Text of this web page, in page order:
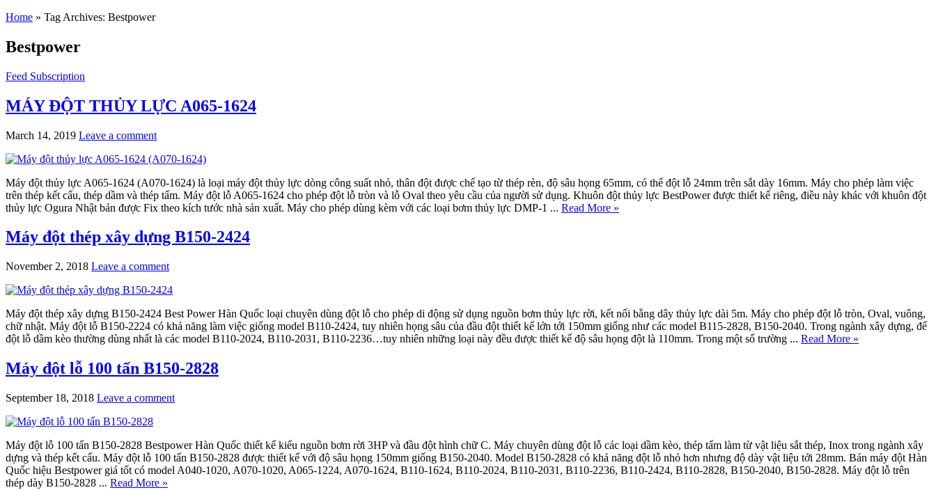
Home » Tag Archives: Bestpower
Bestpower
Feed Subscription
MÁY ĐỘT THỦY LỰC A065-1624
March 14, 2019 Leave a comment
Máy đột thủy lực A065-1624 (A070-1624) là loại máy đột thủy lực dòng công suất nhỏ, thân đột được chế tạo từ thép rèn, độ sâu họng 65mm, có thể đột lỗ 24mm trên sắt dày 16mm. Máy cho phép làm việc
trên thép kết cấu, thép dầm và thép tấm. Máy đột lỗ A065-1624 cho phép đột lỗ tròn và lỗ Oval theo yêu cầu của người sử dụng. Khuôn đột thủy lực BestPower được thiết kế riêng, điều này khác với khuôn đột
thủy lực Ogura Nhật bản được Fix theo kích tước nhà sản xuất. Máy cho phép dùng kèm với các loại bơm thủy lực DMP-1 ... Read More »
Máy đột thép xây dựng B150-2424
November 2, 2018 Leave a comment
Máy đột thép xây dựng B150-2424 Best Power Hàn Quốc loại chuyên dùng đột lỗ cho phép di động sử dụng nguồn bơm thủy lực rời, kết nối bằng dây thủy lực dài 5m. Máy cho phép đột lỗ tròn, Oval, vuông,
chữ nhật. Máy đột lỗ B150-2224 có khả năng làm việc giống model B110-2424, tuy nhiên họng sâu của đầu đột thiết kế lớn tới 150mm giống như các model B115-2828, B150-2040. Trong ngành xây dựng, để
đột lỗ dầm kèo thường dùng nhất là các model B110-2024, B110-2031, B110-2236…tuy nhiên những loại này đều được thiết kế độ sâu họng đột là 110mm. Trong một số trường ... Read More »
Máy đột lỗ 100 tấn B150-2828
September 18, 2018 Leave a comment
Máy đột lỗ 100 tấn B150-2828 Bestpower Hàn Quốc thiết kế kiểu nguồn bơm rời 3HP và đầu đột hình chữ C. Máy chuyên dùng đột lỗ các loại dầm kèo, thép tấm làm từ vật liệu sắt thép, Inox trong ngành xây
dựng và thép kết cấu. Máy đột lỗ 100 tấn B150-2828 được thiết kế với độ sâu họng 150mm giống B150-2040. Model B150-2828 có khả năng đột lỗ nhỏ hơn nhưng độ dày vật liệu tới 28mm. Bán máy đột Hàn
Quốc hiệu Bestpower giá tốt có model A040-1020, A070-1020, A065-1224, A070-1624, B110-1624, B110-2024, B110-2031, B110-2236, B110-2424, B110-2828, B150-2040, B150-2828. Máy đột lỗ trên
thép dày B150-2828 ... Read More »